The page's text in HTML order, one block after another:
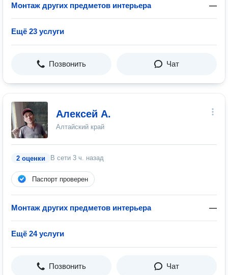
Монтаж других предметов интерьера —
Ещё 23 услуги
Позвонить Чат
Алексей А.
Алтайский край
2 оценки В сети 3 ч. назад
Паспорт проверен
Монтаж других предметов интерьера —
Ещё 24 услуги
Позвонить Чат